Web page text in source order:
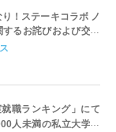
！ステーキコラボ ノ
るお詫びおよび交換
職ランキング」にて
人未満の私立大学で